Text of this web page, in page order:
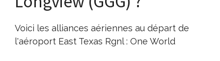
Voici les alliances aériennes au départ de
l'aéroport East Texas Rgnl : One World